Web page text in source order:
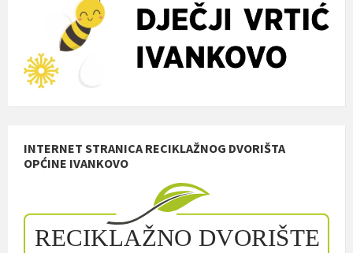
INTERNET STRANICA RECIKLAŽNOG DVORIŠTA
OPĆINE IVANKOVO